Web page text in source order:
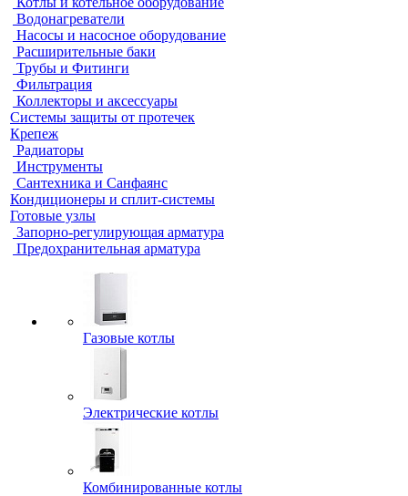
Водонагреватели
Насосы и насосное оборудование
Расширительные баки
Трубы и Фитинги
Фильтрация
Коллекторы и аксессуары
Системы защиты от протечек
Крепеж
Радиаторы
Инструменты
Сантехника и Санфаянс
Кондиционеры и сплит-системы
Готовые узлы
Запорно-регулирующая арматура
Предохранительная арматура
Газовые котлы
Электрические котлы
Комбинированные котлы